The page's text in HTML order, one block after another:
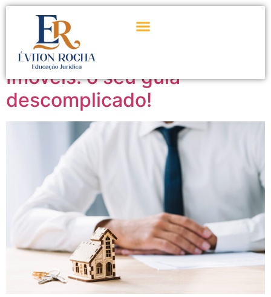
Tag:leilão da caixa
Leilão Extrajudicial de
Imóveis: o seu guia
descomplicado!